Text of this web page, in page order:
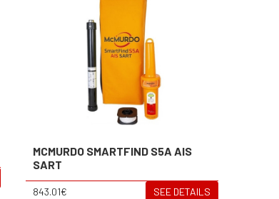
MCMURDO SMARTFIND S5A AIS
SART
843.01€ SEE DETAILS